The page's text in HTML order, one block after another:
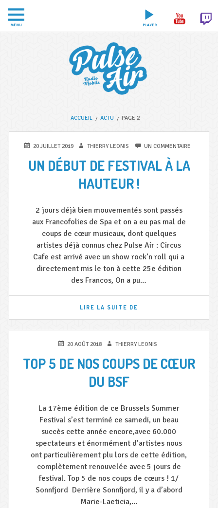
contenu
MENU PLAYER
PULSE
AIR
L
a
n
o
u
v
e
l
l
e
r
a
d
i
m
b
i
e
D'ARIANE
ACCUEIL ACTU PAGE 2
PUBLIÉ20 JUILLET 2019 AUTEUR
THIERRY LEONIS UN COMMENTAIRE
UN DÉBUT DE FESTIVAL À LA
HAUTEUR !
2 jours déjà bien mouvementés sont passés
aux Francofolies de Spa et on a eu pas mal de
coups de cœur musicaux, dont quelques
artistes déjà connus chez Pulse Air : Circus
Cafe est arrivé avec un show rock’n roll qui a
directement mis le ton à cette 25e édition
des Francos, On a pu…
LIRE LA SUITE DE
À
HAUTEUR
!
PUBLIÉ20 AOÛT 2018 AUTEUR
THIERRY LEONIS
TOP 5 DE NOS COUPS DE CŒUR
DU BSF
La 17ème édition de ce Brussels Summer
Festival s’est terminé ce samedi, un beau
succès cette année encore,avec 60.000
spectateurs et énormément d’artistes nous
ont particulièrement plu lors de cette édition,
complètement renouvelée avec 5 jours de
festival. Top 5 de nos coups de cœurs ! 1/
Sonnfjord Derrière Sonnfjord, il y a d’abord
Marie-Laeticia,…